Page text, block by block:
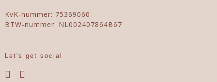
KvK-nummer: 75369060
BTW-nummer: NL002407864B67
Let's get social